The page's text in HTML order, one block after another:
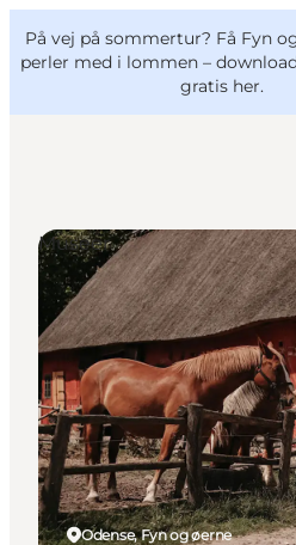
På vej på sommertur? Få Fyn
perler med i lommen –
gratis her.
Oplevelser
Outdoor
Mad og drikke
Overnatning
Book lokale
VisitFyn
Deutsch
Odense, Fyn og øerne
Museer